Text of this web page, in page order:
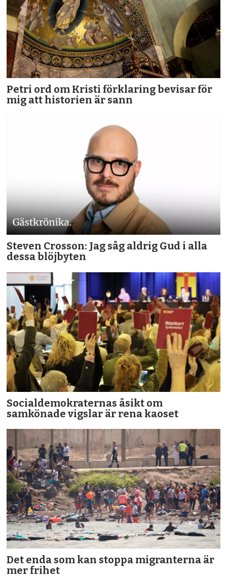
Petri ord om Kristi förklaring bevisar för
mig att historien är sann
Steven Crosson: Jag såg aldrig Gud i alla
dessa blöjbyten
Socialdemokraternas åsikt om
samkönade vigslar är rena kaoset
Det enda som kan stoppa migranterna är
mer frihet